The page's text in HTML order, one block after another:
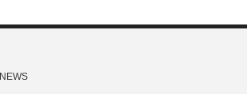
NEWS